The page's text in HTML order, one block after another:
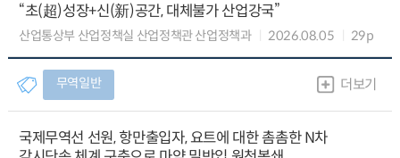
“초(超)성장+신(新)공간, 대체불가 산업강국”
산업통상부 산업정책실 산업정책관 산업정책과 2026.08.05 29p
무역일반 더보기
국제무역선 선원, 항만출입자, 요트에 대한 촘촘한 N차